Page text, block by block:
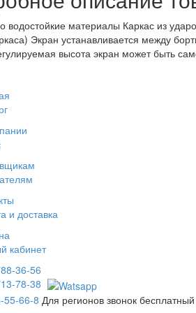
водостойкие материалы Каркас из
Экран устанавливается между
высота экран может быть
и доставка
кабинет
36-56
78-38
55-66-8 Для регионов звонок бесплатный